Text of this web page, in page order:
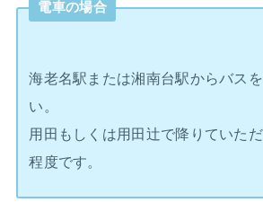
電車の場合
海老名駅または湘南台駅からバス
い。
用田もしくは用田辻で降りていた
程度です。